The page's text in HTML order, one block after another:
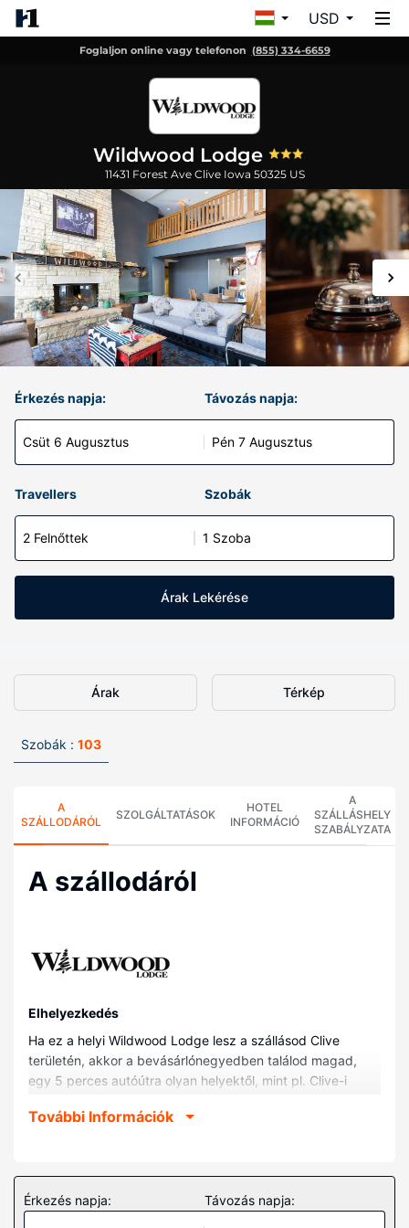
USD
Foglaljon online vagy telefonon (855) 334-6659
Wildwood Lodge
11431 Forest Ave Clive Iowa 50325 US
Érkezés napja:
Csüt 6 Augusztus
Távozás napja:
Pén 7 Augusztus
Travellers Szobák
2 Felnőttek 1 Szoba
Árak Lekérése
Árak Térkép
Szobák : 103
A
SZÁLLODÁRÓL
SZOLGÁLTATÁSOK
HOTEL
INFORMÁCIÓ
A
SZÁLLÁSHELY
SZABÁLYZATA
A szállodáról
Elhelyezkedés
Ha ez a helyi Wildwood Lodge lesz a szállásod Clive
területén, akkor a bevásárlónegyedben találod magad,
egy 5 perces autóútra olyan helyektől, mint pl. Clive-i
található Des Moines Közkönyvtár, ill. 14,3 km-re Casey's
Helyezze magát kényelembe a(z) 103 légkondicionált
szoba egyikében, melyekben síkképernyős televízió is
További Információk
Érkezés napja: Távozás napja: